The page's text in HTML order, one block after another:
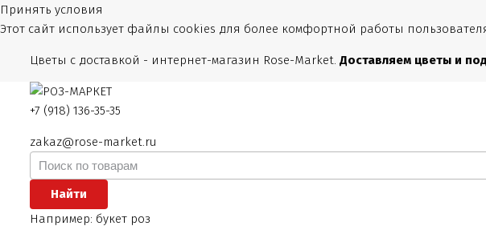
Принять условия
Этот сайт использует файлы cookies для более комфортной работы
Цветы с доставкой - интернет-магазин Rose-Market. Доставляем цветы и
+7 (918) 136-35-35
zakaz@rose-market.ru
Найти
Например: букет роз